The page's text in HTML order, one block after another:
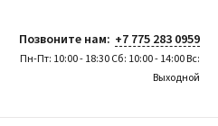
Позвоните нам: +7 775 283 0959
Пн-Пт: 10:00 - 18:30 Сб: 10:00 - 14:00 Вс:
Выходной